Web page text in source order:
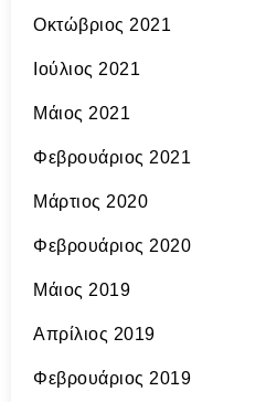
Οκτώβριος 2021
Ιούλιος 2021
Μάιος 2021
Φεβρουάριος 2021
Μάρτιος 2020
Φεβρουάριος 2020
Μάιος 2019
Απρίλιος 2019
Φεβρουάριος 2019